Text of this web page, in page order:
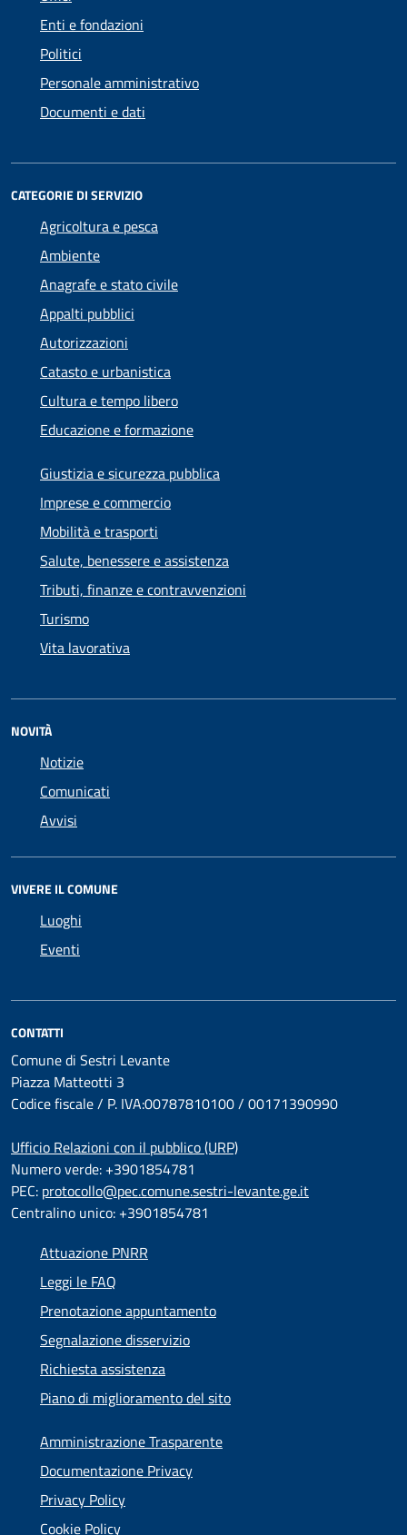
Enti e fondazioni
Politici
Personale amministrativo
Documenti e dati
CATEGORIE DI SERVIZIO
Agricoltura e pesca
Ambiente
Anagrafe e stato civile
Appalti pubblici
Autorizzazioni
Catasto e urbanistica
Cultura e tempo libero
Educazione e formazione
Giustizia e sicurezza pubblica
Imprese e commercio
Mobilità e trasporti
Salute, benessere e assistenza
Tributi, finanze e contravvenzioni
Turismo
Vita lavorativa
NOVITÀ
Notizie
Comunicati
Avvisi
VIVERE IL COMUNE
Luoghi
Eventi
CONTATTI
Comune di Sestri Levante
Piazza Matteotti 3
Codice fiscale / P. IVA:00787810100 / 00171390990
Ufficio Relazioni con il pubblico (URP)
Numero verde: +3901854781
PEC: protocollo@pec.comune.sestri-levante.ge.it
Centralino unico: +3901854781
Attuazione PNRR
Leggi le FAQ
Prenotazione appuntamento
Segnalazione disservizio
Richiesta assistenza
Piano di miglioramento del sito
Amministrazione Trasparente
Documentazione Privacy
Privacy Policy
Cookie Policy